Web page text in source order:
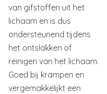
van gifstoffen uit het
lichaam en is dus
ondersteunend tijdens
het ontslakken of
reinigen van het lichaam.
Goed bij krampen en
vergemakkelijkt een